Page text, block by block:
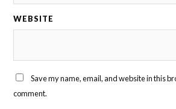
WEBSITE
Save my name, email, and website in this
comment.